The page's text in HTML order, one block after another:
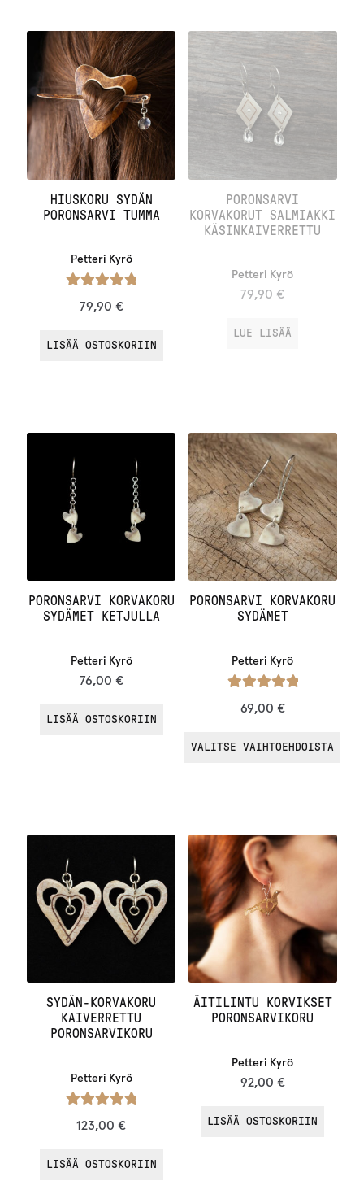
HIUSKORU SYDÄN
PORONSARVI TUMMA
Petteri Kyrö
5.00/ 5
79,90 €
LISÄÄ OSTOSKORIIN
PORONSARVI
KORVAKORUT SALMIAKKI
KÄSINKAIVERRETTU
Petteri Kyrö
79,90 €
LUE LISÄÄ
PORONSARVI KORVAKORU
SYDÄMET KETJULLA
Petteri Kyrö
76,00 €
LISÄÄ OSTOSKORIIN
PORONSARVI KORVAKORU
SYDÄMET
Petteri Kyrö
5.00/ 5
69,00 €
VALITSE VAIHTOEHDOISTA
SYDÄN-KORVAKORU
KAIVERRETTU
PORONSARVIKORU
Petteri Kyrö
5.00/ 5
123,00€
LISÄÄ OSTOSKORIIN
ÄITILINTU KORVIKSET
PORONSARVIKORU
Petteri Kyrö
92,00 €
LISÄÄ OSTOSKORIIN